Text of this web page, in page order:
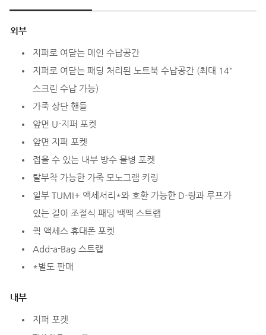
외부
지퍼로 여닫는 메인 수납공간
지퍼로 여닫는 패딩 처리된 노트북 수납공간 (최대 14"
스크린 수납 가능)
가죽 상단 핸들
앞면 U-지퍼 포켓
앞면 지퍼 포켓
접을 수 있는 내부 방수 물병 포켓
탈부착 가능한 가죽 모노그램 키링
일부 TUMI+ 액세서리*와 호환 가능한 D-링과 루프가
있는 길이 조절식 패딩 백팩 스트랩
퀵 액세스 휴대폰 포켓
Add-a-Bag 스트랩
*별도 판매
내부
지퍼 포켓